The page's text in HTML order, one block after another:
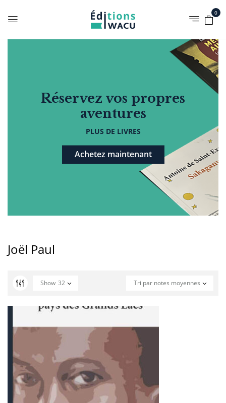
0
Réservez vos propres
aventures
PLUS DE LIVRES
Achetez maintenant
Joël Paul
Tri par notes moyennes
Show 32